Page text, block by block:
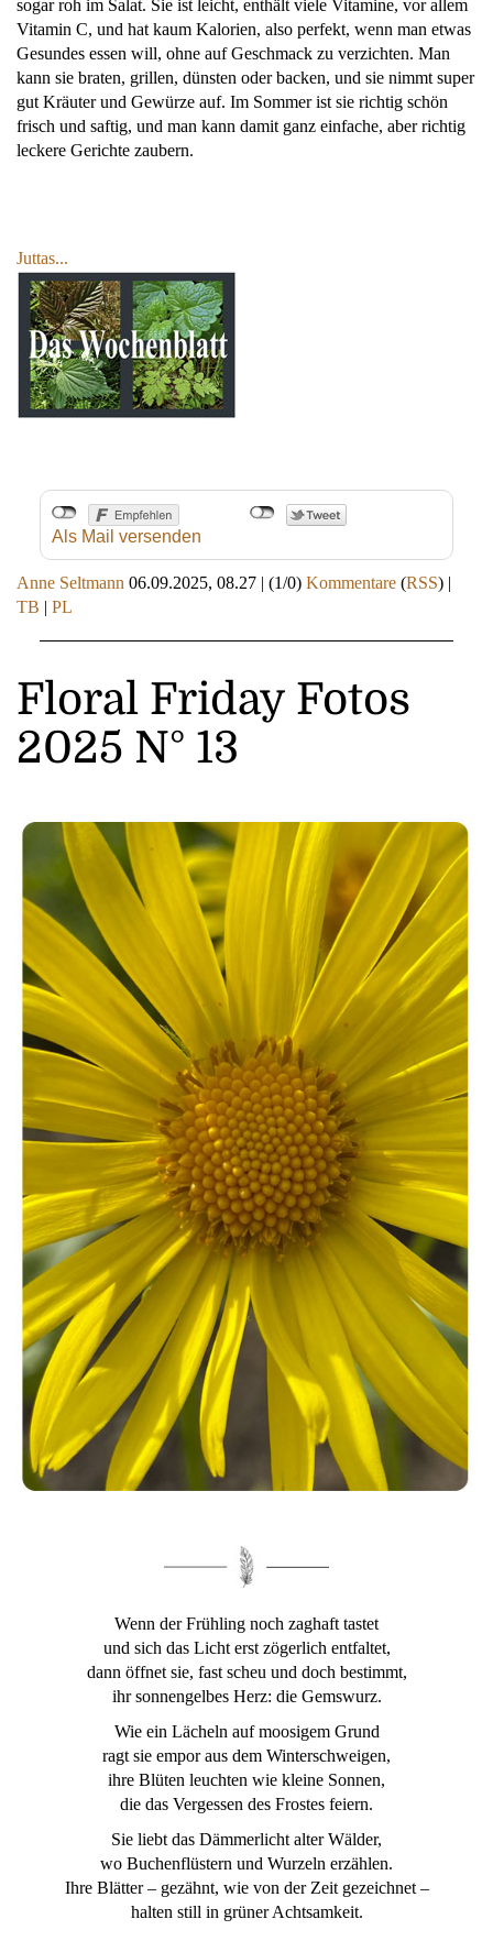
sogar roh im Salat. Sie ist leicht, enthält viele Vitamine, vor allem
Vitamin C, und hat kaum Kalorien, also perfekt, wenn man etwas
Gesundes essen will, ohne auf Geschmack zu verzichten. Man
kann sie braten, grillen, dünsten oder backen, und sie nimmt super
gut Kräuter und Gewürze auf. Im Sommer ist sie richtig schön
frisch und saftig, und man kann damit ganz einfache, aber richtig
leckere Gerichte zaubern.
Juttas...
Als Mail versenden
Anne Seltmann 06.09.2025, 08.27 | (1/0) Kommentare (RSS) |
TB | PL
Floral Friday Fotos
2025 N° 13
Wenn der Frühling noch zaghaft tastet
und sich das Licht erst zögerlich entfaltet,
dann öffnet sie, fast scheu und doch bestimmt,
ihr sonnengelbes Herz: die Gemswurz.
Wie ein Lächeln auf moosigem Grund
ragt sie empor aus dem Winterschweigen,
ihre Blüten leuchten wie kleine Sonnen,
die das Vergessen des Frostes feiern.
Sie liebt das Dämmerlicht alter Wälder,
wo Buchenflüstern und Wurzeln erzählen.
Ihre Blätter – gezähnt, wie von der Zeit gezeichnet –
halten still in grüner Achtsamkeit.